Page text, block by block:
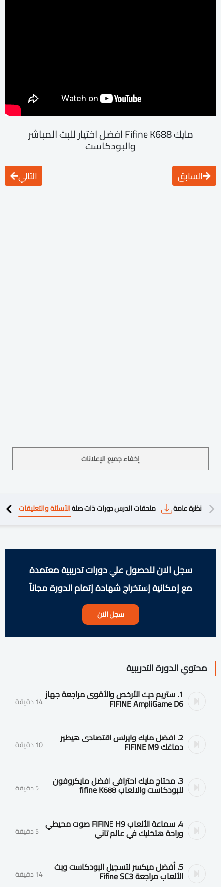
مايك Fifine K688 افضل اختيار للبث المباشر
والبودكاست
السابق التالي
إخفاء جميع الإعلانات
نظرة عامة ملحقات الدرسدورات ذات صلةالأسئلة والتعليقات
سجل الان للحصول علي دورات تدريبية معتمدة
مع إمكانية إستخراج شهادة إتمام الدورة مجاناً
سجل الان
محتوي الدورة التدريبية
1. ستريم ديك الأرخص والأقوى مراجعة جهاز
FIFINE AmpliGame D6 14 دقيقة
2. افضل مايك وايرلس اقتصادى هيطير
دماغك FIFINE M9 10 دقيقة
3. محتاج مايك احترافى افضل مايكروفون
للبودكاست والالعاب fifine K688 5 دقيقة
4. سماعة الألعاب FIFINE H9 صوت محيطي
وراحة هتخليك في عالم تاني 5 دقيقة
5. أفضل ميكسر لتسجيل البودكاست وبث
الألعاب مراجعة Fifine SC3 14 دقيقة